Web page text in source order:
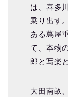
は、喜多
乗り出す
ある蔦屋
て、本物
郎と写楽
大田南畝